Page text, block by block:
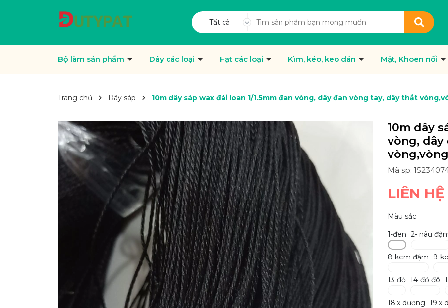
Tất cả
Bộ làm sản phẩm Dây các loại Hạt các loại Kìm, kéo, keo dán Mặt, Khoen nối
Trang chủ Dây sáp 10m dây sáp wax đài loan 1/1.5mm đan vòng, dây đan vòng tay, dây thắt
10m dây
vòng, dây
Mã sp:
LIÊN HỆ
Màu sắc
1-đen 2- nâu
8-kem đậm 9-
13-đỏ 14-đỏ đô
18.x dương 19.x